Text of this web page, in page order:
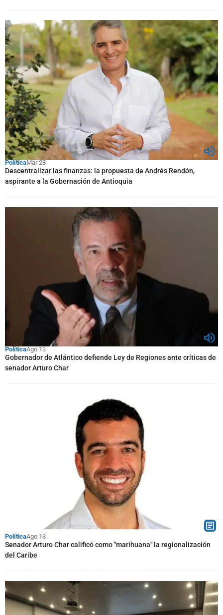
PolíticaMar 28
Descentralizar las finanzas: la propuesta de Andrés Rendón,
aspirante a la Gobernación de Antioquia
PolíticaAgo 13
Gobernador de Atlántico defiende Ley de Regiones ante críticas de
senador Arturo Char
PolíticaAgo 13
Senador Arturo Char calificó como "marihuana" la regionalización
del Caribe